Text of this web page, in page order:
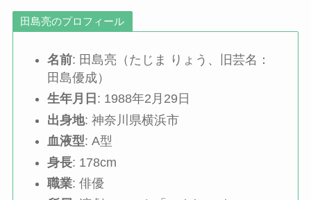
田島亮のプロフィール
名前: 田島亮（たじま りょう、旧芸名：
田島優成）
生年月日 : 1988年2月29日
出身地: 神奈川県横浜市
血液型: A型
身長: 178cm
職業: 俳優